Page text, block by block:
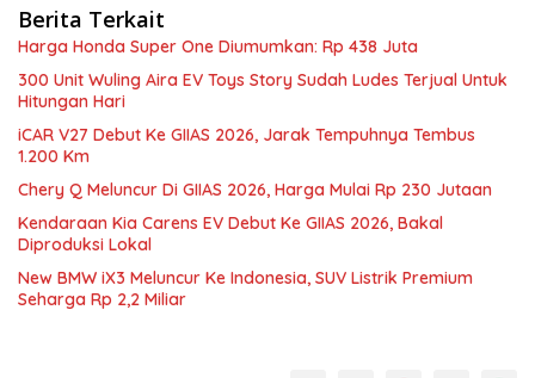
Berita Terkait
Harga Honda Super One Diumumkan: Rp 438 Juta
300 Unit Wuling Aira EV Toys Story Sudah Ludes Terjual Untuk
Hitungan Hari
iCAR V27 Debut Ke GIIAS 2026, Jarak Tempuhnya Tembus
1.200 Km
Chery Q Meluncur Di GIIAS 2026, Harga Mulai Rp 230 Jutaan
Kendaraan Kia Carens EV Debut Ke GIIAS 2026, Bakal
Diproduksi Lokal
New BMW iX3 Meluncur Ke Indonesia, SUV Listrik Premium
Seharga Rp 2,2 Miliar